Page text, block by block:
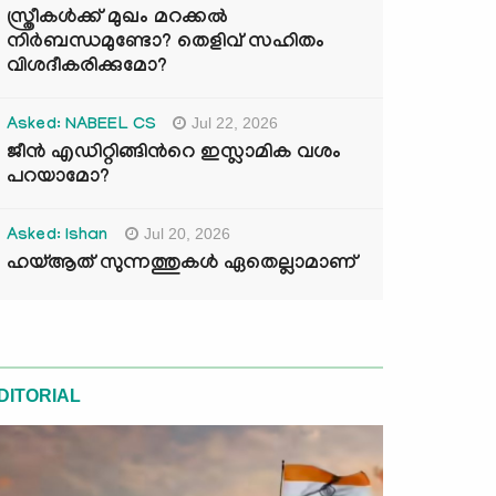
സ്ത്രീകൾക്ക് മുഖം മറക്കൽ
നിർബന്ധമുണ്ടോ? തെളിവ് സഹിതം
വിശദീകരിക്കുമോ?
Asked: NABEEL CS Jul 22, 2026
ജീൻ എഡിറ്റിങ്ങിന്‍റെ ഇസ്ലാമിക വശം
പറയാമോ?
Asked: Ishan Jul 20, 2026
ഹയ്ആത് സുന്നത്തുകൾ ഏതെല്ലാമാണ്